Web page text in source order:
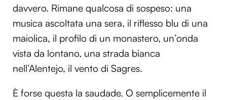
davvero. Rimane qualcosa di sospeso: una
musica ascoltata una sera, il riflesso blu di una
maiolica, il profilo di un monastero, un’onda
vista da lontano, una strada bianca
nell’Alentejo, il vento di Sagres.
È forse questa la saudade. O semplicemente il